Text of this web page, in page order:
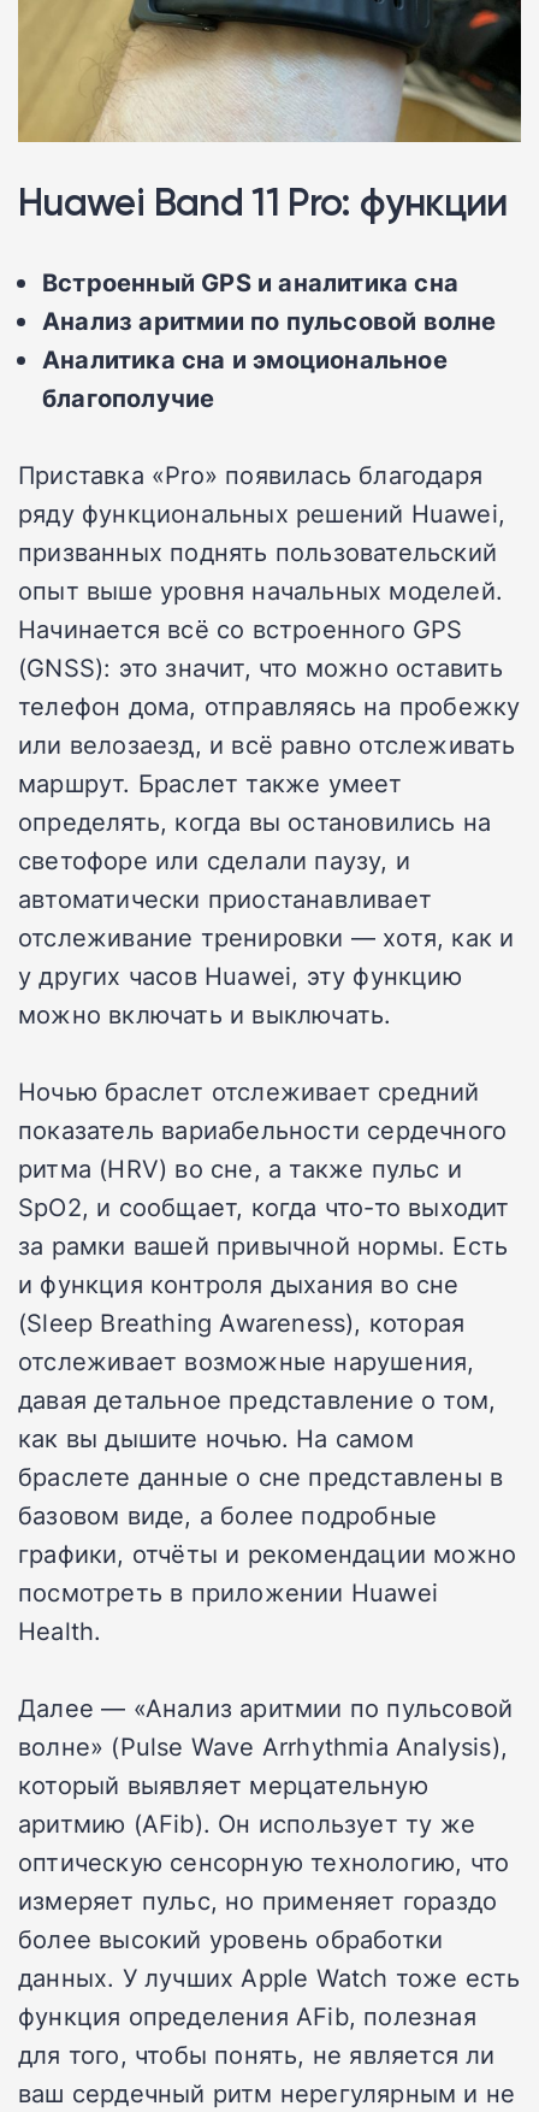
Huawei Band 11 Pro: функции
Встроенный GPS и аналитика сна
Анализ аритмии по пульсовой волне
Аналитика сна и эмоциональное
благополучие
Приставка «Pro» появилась благодаря
ряду функциональных решений Huawei,
призванных поднять пользовательский
опыт выше уровня начальных моделей.
Начинается всё со встроенного GPS
(GNSS): это значит, что можно оставить
телефон дома, отправляясь на пробежку
или велозаезд, и всё равно отслеживать
маршрут. Браслет также умеет
определять, когда вы остановились на
светофоре или сделали паузу, и
автоматически приостанавливает
отслеживание тренировки — хотя, как и
у других часов Huawei, эту функцию
можно включать и выключать.
Ночью браслет отслеживает средний
показатель вариабельности сердечного
ритма (HRV) во сне, а также пульс и
SpO2, и сообщает, когда что-то выходит
за рамки вашей привычной нормы. Есть
и функция контроля дыхания во сне
(Sleep Breathing Awareness), которая
отслеживает возможные нарушения,
давая детальное представление о том,
как вы дышите ночью. На самом
браслете данные о сне представлены в
базовом виде, а более подробные
графики, отчёты и рекомендации можно
посмотреть в приложении Huawei
Health.
Далее — «Анализ аритмии по пульсовой
волне» (Pulse Wave Arrhythmia Analysis),
который выявляет мерцательную
аритмию (AFib). Он использует ту же
оптическую сенсорную технологию, что
измеряет пульс, но применяет гораздо
более высокий уровень обработки
данных. У лучших Apple Watch тоже есть
функция определения AFib, полезная
для того, чтобы понять, не является ли
ваш сердечный ритм нерегулярным и не